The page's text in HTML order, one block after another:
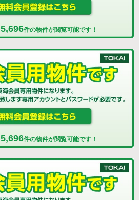
5,696件の物件が閲覧可能です！
5,696件の物件が閲覧可能です！